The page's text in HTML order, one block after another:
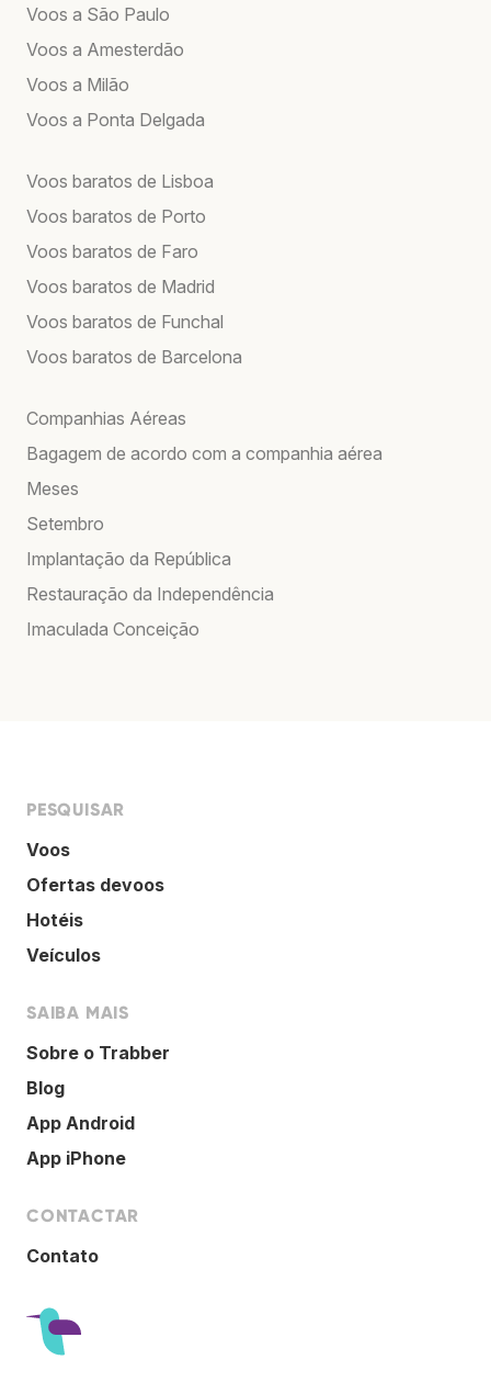
Voos a São Paulo
Voos a Amesterdão
Voos a Milão
Voos a Ponta Delgada
Voos baratos de Lisboa
Voos baratos de Porto
Voos baratos de Faro
Voos baratos de Madrid
Voos baratos de Funchal
Voos baratos de Barcelona
Companhias Aéreas
Bagagem de acordo com a companhia aérea
Meses
Setembro
Implantação da República
Restauração da Independência
Imaculada Conceição
PESQUISAR
Voos
Ofertas devoos
Hotéis
Veículos
SAIBA MAIS
Sobre o Trabber
Blog
App Android
App iPhone
CONTACTAR
Contato